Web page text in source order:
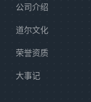
公司介绍
道尔文化
荣誉资质
大事记